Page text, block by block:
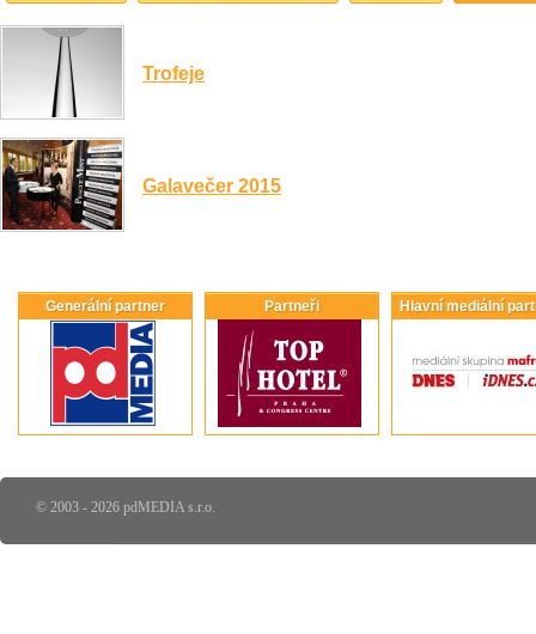
Trofeje
Galavečer 2015
Generální partner Partneři Hlavní mediální
© 2003 - 2026 pdMEDIA s.r.o.